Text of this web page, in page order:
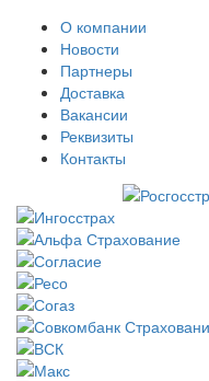
О компании
Новости
Партнеры
Доставка
Вакансии
Реквизиты
Контакты